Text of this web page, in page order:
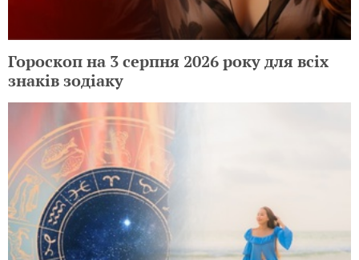
Гороскоп на 3 серпня 2026 року для всіх
знаків зодіаку